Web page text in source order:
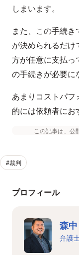
しまいます。
また、この手続
が決められるだ
方が任意に支払っ
の手続きが必要に
あまりコストパ
的には依頼者にお
この記事は、公
#裁判
プロフィール
森
弁護